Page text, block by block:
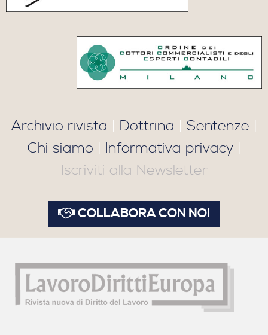
Archivio rivista | Dottrina | Sentenze |
Chi siamo | Informativa privacy|
Iscriviti alla Newsletter
COLLABORA CON NOI